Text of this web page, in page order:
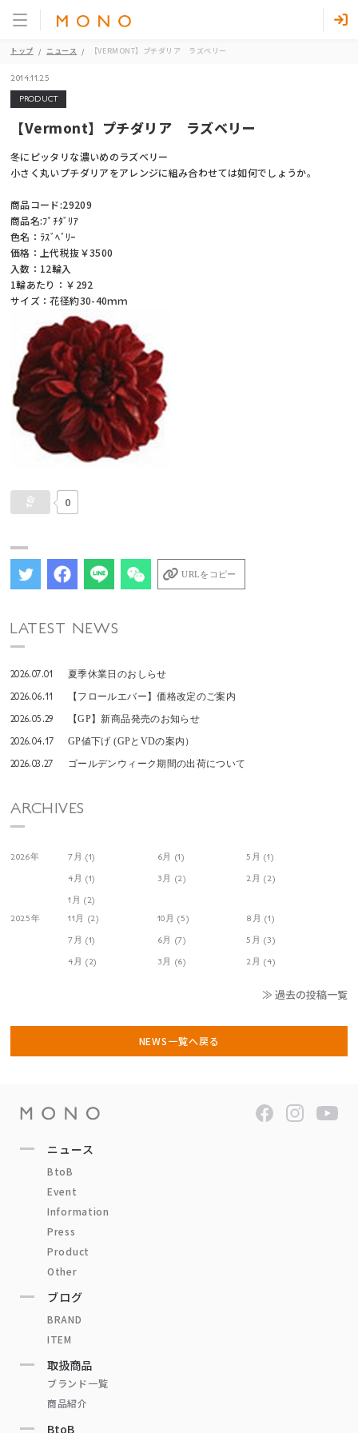
トップ ニュース 【VERMONT】プチダリア ラズベリー
2014.11.25
PRODUCT
【Vermont】プチダリア ラズベリー
冬にピッタリな濃いめのラズベリー
小さく丸いプチダリアをアレンジに組み合わせては如何でしょうか。
商品コード:29209
商品名:ﾌﾟﾁﾀﾞﾘｱ
色名：ﾗｽﾞﾍﾞﾘｰ
価格：上代税抜￥3500
入数：12輪入
1輪あたり：￥292
サイズ：花径約30-40ｍｍ
0
URLをコピー
LATEST NEWS
2026.07.01 夏季休業日のおしらせ
2026.06.11 【フロールエバー】価格改定のご案内
2026.05.29 【GP】新商品発売のお知らせ
2026.04.17 GP値下げ (GPとVDの案内）
2026.03.27 ゴールデンウィーク期間の出荷について
ARCHIVES
2026年 7月 (1) 6月 (1)
5月 (1)
4月 (1)
3月 (2)
2月 (2)
1月 (2)
2025年
11月 (2) 10月 (5)
8月 (1)
7月 (1)
6月 (7)
5月 (3)
4月 (2)
3月 (6) 2月 (4)
≫ 過去の投稿一覧
NEWS一覧へ戻る
ニュース
BtoB
Event
Information
Press
Product
Other
ブログ
BRAND
ITEM
取扱商品
ブランド一覧
商品紹介
BtoB